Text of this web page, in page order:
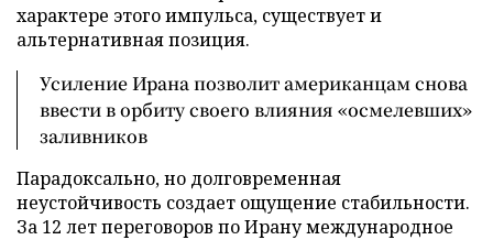
характере этого импульса, существует и
альтернативная позиция.
Усиление Ирана позволит американцам снова
ввести в орбиту своего влияния «осмелевших»
заливников
Парадоксально, но долговременная
неустойчивость создает ощущение стабильности.
За 12 лет переговоров по Ирану международное